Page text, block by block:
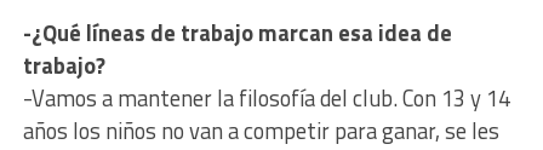
-¿Qué líneas de trabajo marcan esa idea de
trabajo?
-Vamos a mantener la filosofía del club. Con 13 y 14
años los niños no van a competir para ganar, se les